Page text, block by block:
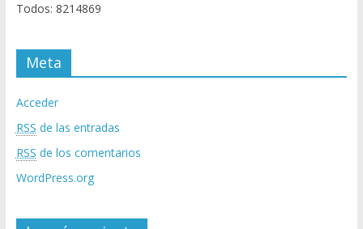
Todos: 8214869
Meta
Acceder
RSS de las entradas
RSS de los comentarios
WordPress.org